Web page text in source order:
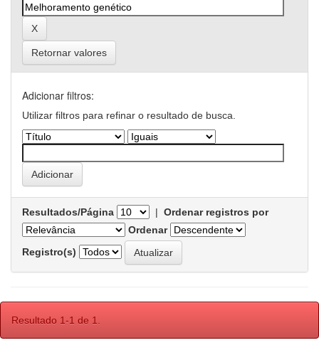
Retornar valores
Adicionar filtros:
Utilizar filtros para refinar o resultado de busca.
Resultados/Página | Ordenar registros por
Ordenar
Registro(s)
Resultado 1-1 de 1.